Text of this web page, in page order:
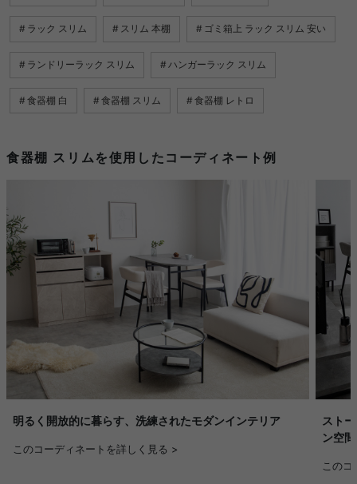
ラック スリム スリム 本棚 ゴミ箱上 ラック スリム 安い
ランドリーラック スリム ハンガーラック スリム
食器棚 白 食器棚 スリム 食器棚 レトロ
食器棚 スリムを使用したコーディネート例
明るく開放的に暮らす、洗練されたモダンインテリア
このコーディネートを詳しく見る >
スト
ン空間
この